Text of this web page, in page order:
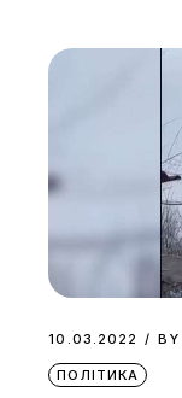
10.03.2022 BY
ПОЛІТИКА